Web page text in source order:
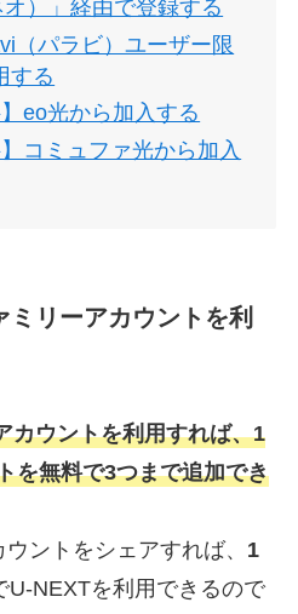
オ）」経由で登録する
（パラビ）ユーザー限
する
eo光から加入する
コミュファ光から加入
ミリーアカウントを利
カウントを利用すれば、1
を無料で3つまで追加でき
ントをシェアすれば、 1
U-NEXTを利用できるので